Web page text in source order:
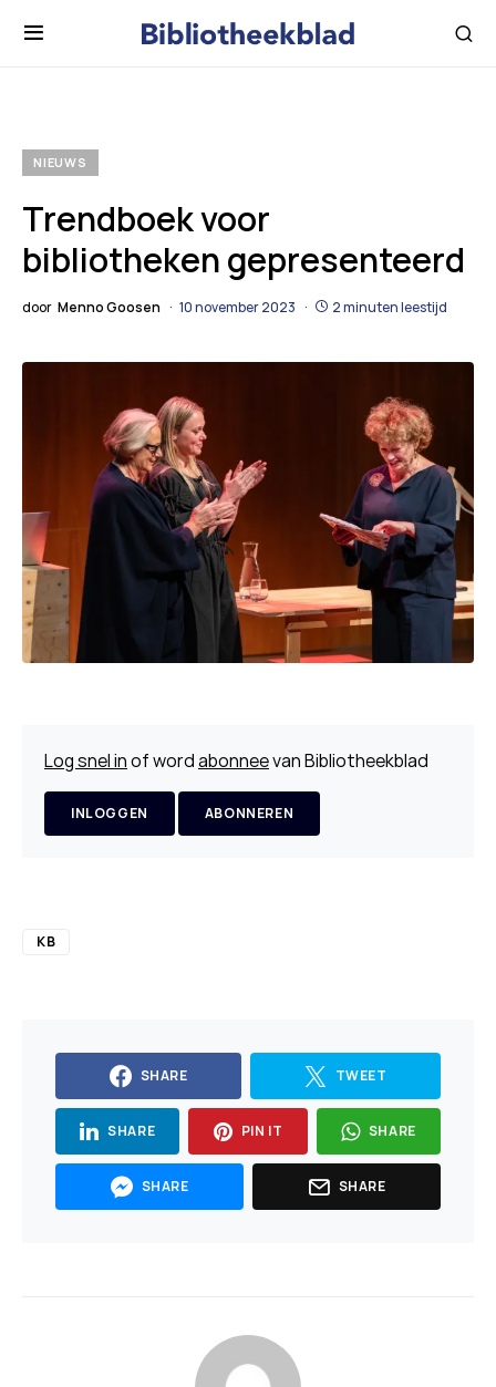
NIEUWS
Trendboek voor
bibliotheken gepresenteerd
door Menno Goosen 10 november 2023 2 minuten leestijd
Log snel inof wordabonneevan Bibliotheekblad
INLOGGEN ABONNEREN
KB
SHARE TWEET
SHARE PIN IT SHARE
SHARE SHARE